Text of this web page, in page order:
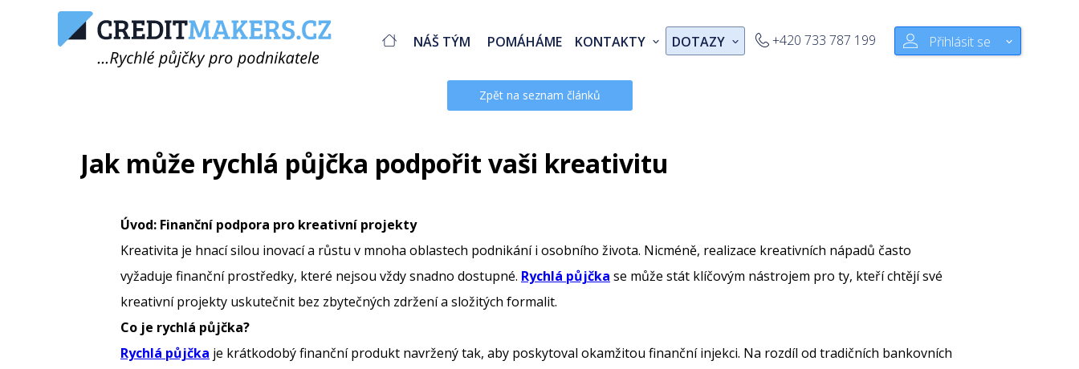
NÁŠ TÝM POMÁHÁME KONTAKTY DOTAZY +420 733 787 199 Přihlásit se
Zpět na seznam článků
Jak může rychlá půjčka podpořit vaši kreativitu
Úvod: Finanční podpora pro kreativní projekty
Kreativita je hnací silou inovací a růstu v mnoha oblastech podnikání i osobního života. Nicméně, realizace kreativních nápadů často
vyžaduje finanční prostředky, které nejsou vždy snadno dostupné. Rychlá půjčka se může stát klíčovým nástrojem pro ty, kteří chtějí své
kreativní projekty uskutečnit bez zbytečných zdržení a složitých formalit.
Co je rychlá půjčka?
Rychlá půjčka je krátkodobý finanční produkt navržený tak, aby poskytoval okamžitou finanční injekci. Na rozdíl od tradičních bankovních